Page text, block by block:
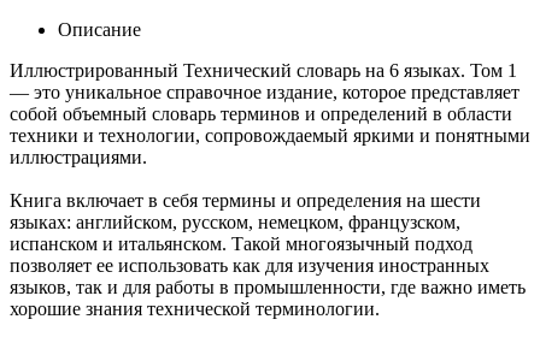
Описание
Иллюстрированный Технический словарь на 6 языках. Том 1
— это уникальное справочное издание, которое представляет
собой объемный словарь терминов и определений в области
техники и технологии, сопровождаемый яркими и понятными
иллюстрациями.
Книга включает в себя термины и определения на шести
языках: английском, русском, немецком, французском,
испанском и итальянском. Такой многоязычный подход
позволяет ее использовать как для изучения иностранных
языков, так и для работы в промышленности, где важно иметь
хорошие знания технической терминологии.